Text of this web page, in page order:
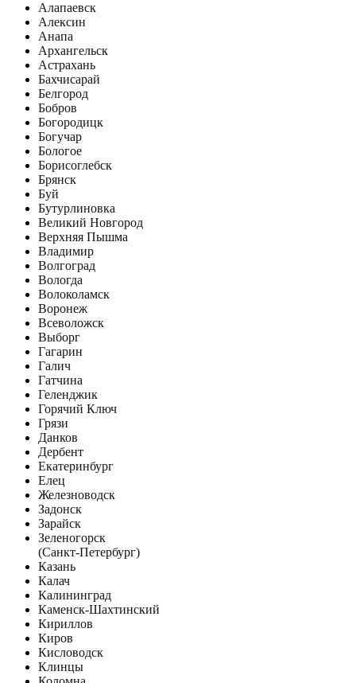
Алапаевск
Алексин
Анапа
Архангельск
Астрахань
Бахчисарай
Белгород
Бобров
Богородицк
Богучар
Бологое
Борисоглебск
Брянск
Буй
Бутурлиновка
Великий Новгород
Верхняя Пышма
Владимир
Волгоград
Вологда
Волоколамск
Воронеж
Всеволожск
Выборг
Гагарин
Галич
Гатчина
Геленджик
Горячий Ключ
Грязи
Данков
Дербент
Екатеринбург
Елец
Железноводск
Задонск
Зарайск
Зеленогорск
(Санкт-Петербург)
Казань
Калач
Калининград
Каменск-Шахтинский
Кириллов
Киров
Кисловодск
Клинцы